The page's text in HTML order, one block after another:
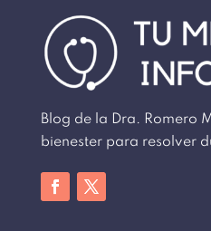
Blog de la Dra. Romero
bienester para resolver